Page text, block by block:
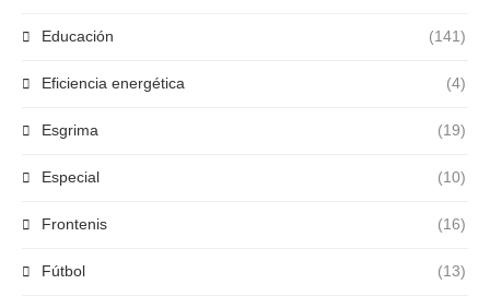
Educación (141)
Eficiencia energética (4)
Esgrima (19)
Especial (10)
Frontenis (16)
Fútbol (13)